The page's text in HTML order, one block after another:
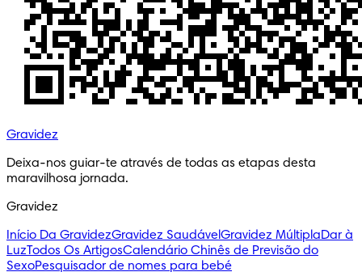
Gravidez
Deixa-nos guiar-te através de todas as etapas desta
maravilhosa jornada.
Gravidez
Início Da GravidezGravidez SaudávelGravidez MúltiplaDar à
LuzTodos Os ArtigosCalendário Chinês de Previsão do
SexoPesquisador de nomes para bebé